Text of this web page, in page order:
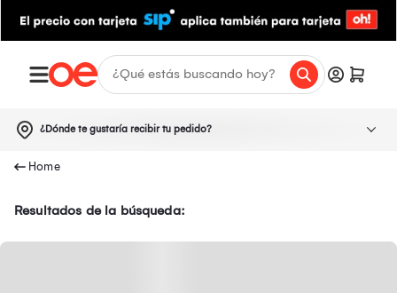
¿Dónde te gustaría recibir tu pedido?
Resultados de la búsqueda: